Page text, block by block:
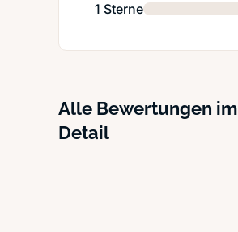
1 Sterne
Alle Bewertungen im
Detail